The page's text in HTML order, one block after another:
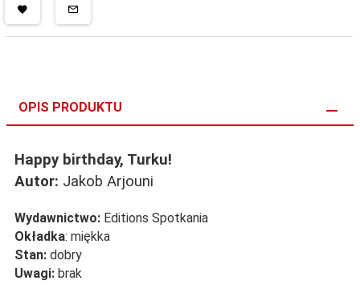
OPIS PRODUKTU
Happy birthday, Turku!
Autor: Jakob Arjouni
Wydawnictwo: Editions Spotkania
Okładka: miękka
Stan: dobry
Uwagi: brak